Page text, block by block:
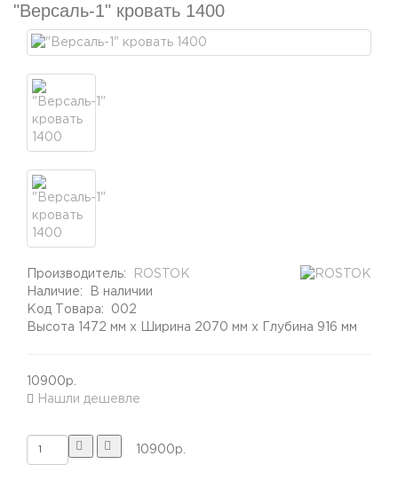
"Версаль-1" кровать 1400
Производитель:
ROSTOK
Наличие:
В наличии
Код Товара:
002
Высота 1472 мм x Ширина 2070 мм x Глубина 916 мм
10900р.
Нашли дешевле
10900р.